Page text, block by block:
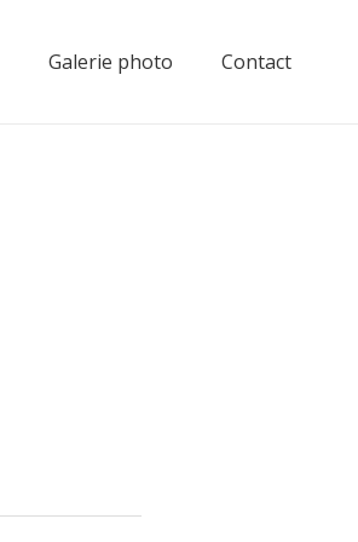
Galerie photo Contact